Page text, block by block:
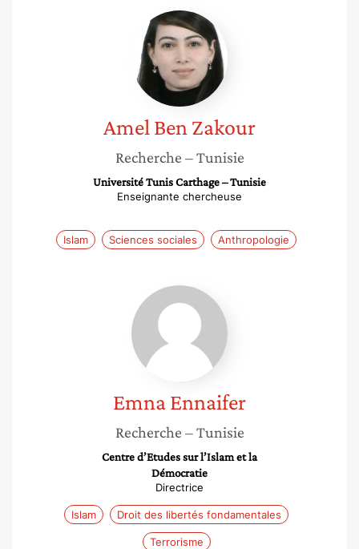
Amel
Ben
Zakour
Amel Ben Zakour
Recherche – Tunisie
Université Tunis Carthage – Tunisie
Enseignante chercheuse
Islam Sciences sociales Anthropologie
Emna
Ennaifer
EmnaEnnaifer
Recherche – Tunisie
Centre d’Etudes sur l’Islam et la
Démocratie
Directrice
Islam Droit des libertés fondamentales
Terrorisme